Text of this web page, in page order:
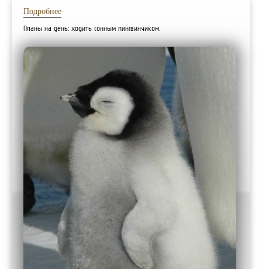
Подробнее
Планы на день: ходить сонным пингвинчиком.